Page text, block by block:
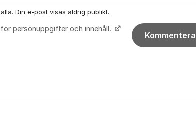
Din e-post visas aldrig publikt.
personuppgifter och innehåll.
Kommentera